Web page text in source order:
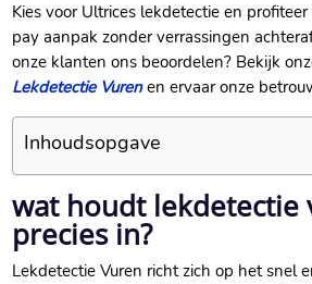
Kies voor Ultrices lekdetectie en
pay aanpak zonder verrassingen
onze klanten ons beoordelen? Bekijk
Lekdetectie Vurenen ervaar onze
Inhoudsopgave
wat houdt lekdetectie
precies in?
Lekdetectie Vuren richt zich op het snel